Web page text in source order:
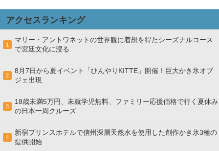
アクセスランキング
1
マリー・アントワネットの世界観に着想を得たシーズナルコース
で宮廷文化に浸る
2
8月7日から夏イベント「ひんやりKITTE」開催！巨大かき氷オブ
ジェ出現
3
18歳未満5万円、未就学児無料、ファミリー応援価格で行く夏休み
の日本一周クルーズ
4
新宿プリンスホテルで信州深層天然水を使用した創作かき氷3種の
提供開始